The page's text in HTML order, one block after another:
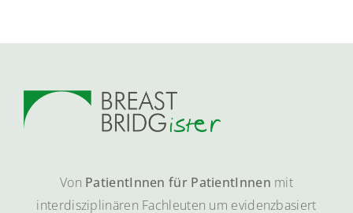
Von PatientInnen für PatientInnen mit
interdisziplinären Fachleuten um evidenzbasiert